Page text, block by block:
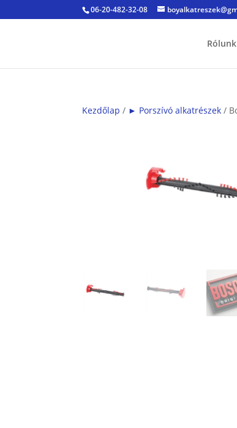
06-20-482-32-08
Rólunk
Kezdőlap / ► Porszívó alkatrészek /